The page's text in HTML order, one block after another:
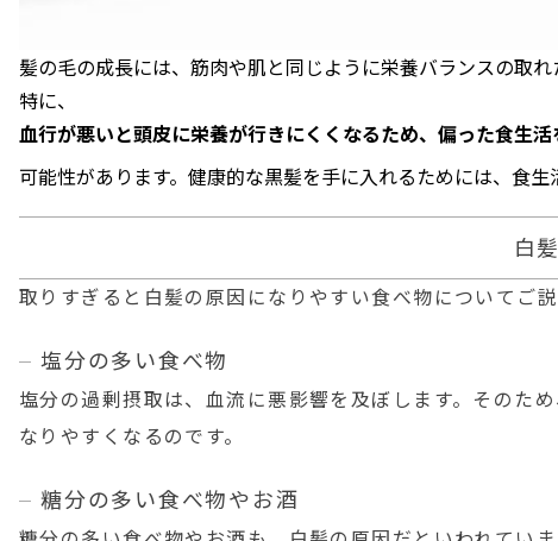
髪の毛の成長には、筋肉や肌と同じように栄養バランスの取れ
特に、
血行が悪いと頭皮に栄養が行きにくくなるため、偏った食生
可能性があります。健康的な黒髪を手に入れるためには、食生
白
取りすぎると白髪の原因になりやすい食べ物についてご説
塩分の多い食べ物
塩分の過剰摂取は、血流に悪影響を及ぼします。そのた
なりやすくなるのです。
糖分の多い食べ物やお酒